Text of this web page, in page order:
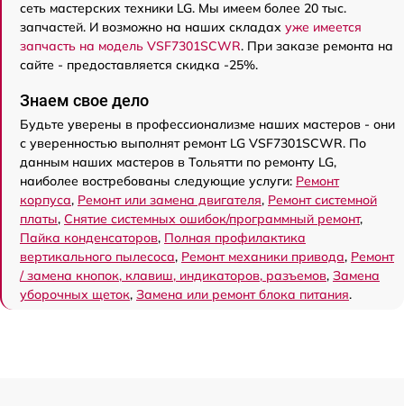
сеть мастерских техники LG. Мы имеем более 20 тыс.
запчастей. И возможно на наших складах уже имеется
запчасть на модель VSF7301SCWR. При заказе ремонта на
сайте - предоставляется скидка -25%.
Знаем свое дело
Будьте уверены в профессионализме наших мастеров - они
с уверенностью выполнят ремонт LG VSF7301SCWR. По
данным наших мастеров в Тольятти по ремонту LG,
наиболее востребованы следующие услуги: Ремонт
корпуса, Ремонт или замена двигателя, Ремонт системной
платы, Снятие системных ошибок/программный ремонт,
Пайка конденсаторов, Полная профилактика
вертикального пылесоса, Ремонт механики привода, Ремонт
/ замена кнопок, клавиш, индикаторов, разъемов, Замена
уборочных щеток, Замена или ремонт блока питания.